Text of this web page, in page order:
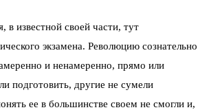
в известной своей части, тут
экзамена. Революцию сознательно
и ненамеренно, прямо или
подготовить, другие не сумели
ее в большинстве своем не смогли и,